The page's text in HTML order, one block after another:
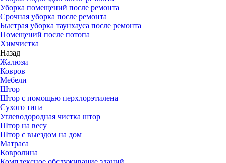
Уборка помещений после ремонта
Срочная уборка после ремонта
Быстрая уборка таунхауса после ремонта
Помещений после потопа
Химчистка
Назад
Жалюзи
Ковров
Мебели
Штор
Штор с помощью перхлорэтилена
Сухого типа
Углеводородная чистка штор
Штор на весу
Штор с выездом на дом
Матраса
Ковролина